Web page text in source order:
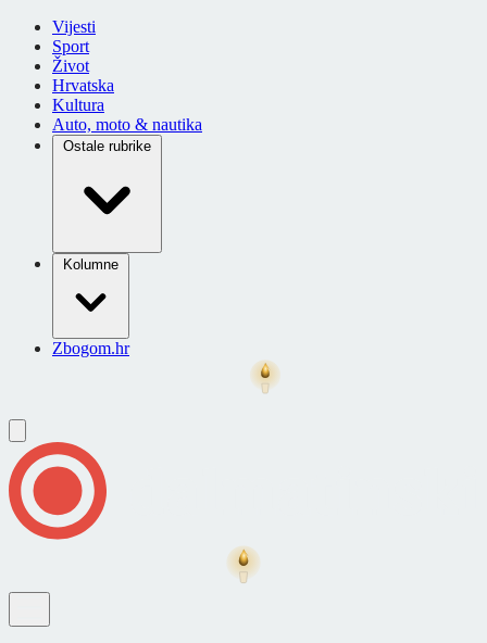
Vijesti
Sport
Život
Hrvatska
Kultura
Auto, moto & nautika
Ostale rubrike
Kolumne
Zbogom.hr